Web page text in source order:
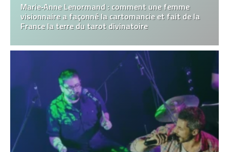
Marie‑Anne Lenormand : comment une femme
visionnaire a façonné la cartomancie et fait de la
France la terre du tarot divinatoire